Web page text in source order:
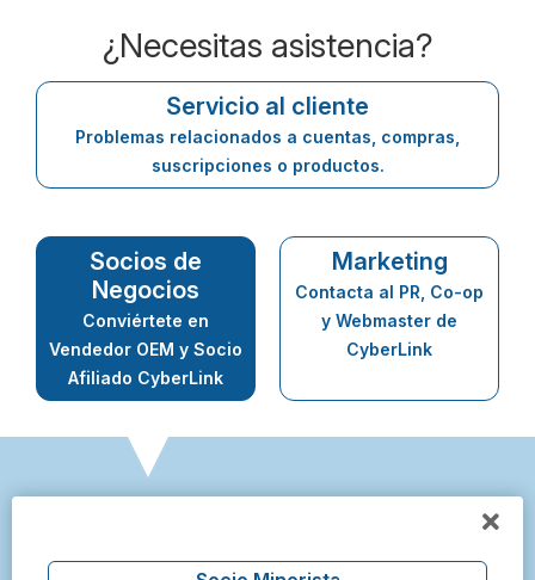
¿Necesitas asistencia?
Servicio al cliente
Problemas relacionados a cuentas, compras,
suscripciones o productos.
Socios de
Negocios
Conviértete en
Vendedor OEM y Socio
Afiliado CyberLink
Marketing
Contacta al PR, Co-op
y Webmaster de
CyberLink